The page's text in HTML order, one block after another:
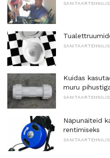
Kuidas
muru
Näpunäiteid
rentimiseks